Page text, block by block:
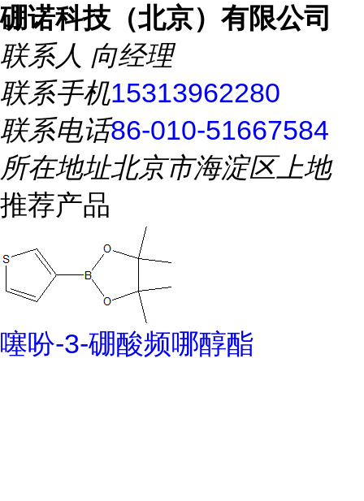
硼诺科技（北京）有限公司
联系人 向经理
联系手机15313962280
联系电话86-010-51667584
所在地址北京市海淀区上地
推荐产品
噻吩-3-硼酸频哪醇酯